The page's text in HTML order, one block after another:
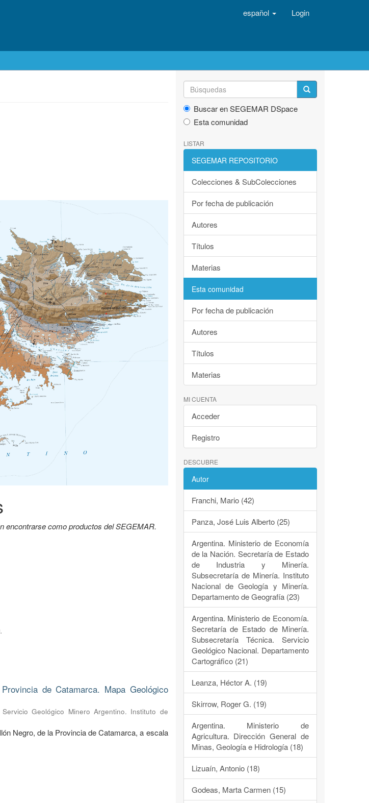
español Login
encontrarse como productos del SEGEMAR.
de Catamarca. Mapa Geológico
Servicio Geológico Minero Argentino. Instituto de
Negro, de la Provincia de Catamarca, a escala
Buscar en SEGEMAR DSpace
Esta comunidad
LISTAR
SEGEMAR REPOSITORIO
Colecciones & SubColecciones
Por fecha de publicación
Autores
Títulos
Materias
Esta comunidad
Por fecha de publicación
Autores
Títulos
Materias
MI CUENTA
Acceder
Registro
DESCUBRE
Autor
Franchi, Mario (42)
Panza, José Luis Alberto (25)
Argentina. Ministerio de Economía
de la Nación. Secretaría de Estado
de Industria y Minería.
Subsecretaría de Minería. Instituto
Nacional de Geología y Minería.
Departamento de Geografía (23)
Argentina. Ministerio de Economía.
Secretaría de Estado de Minería.
Subsecretaría Técnica. Servicio
Geológico Nacional. Departamento
Cartográfico (21)
Leanza, Héctor A. (19)
Skirrow, Roger G. (19)
Argentina. Ministerio de
Agricultura. Dirección General de
Minas, Geología e Hidrología (18)
Lizuaín, Antonio (18)
Godeas, Marta Carmen (15)